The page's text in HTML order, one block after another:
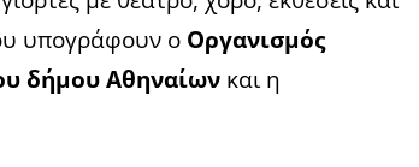
υπογράφουν ο Οργανισμός
δήμου Αθηναίων και η